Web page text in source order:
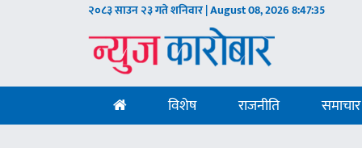
२०८३ साउन २३ गते शनिवार | August 08, 20268:47:36
विशेष राजनीति समाचार